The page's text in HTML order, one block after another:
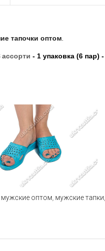
тапочки оптом
ассорти - 1 упаковка (6 пар) -
оптом мужские тапки